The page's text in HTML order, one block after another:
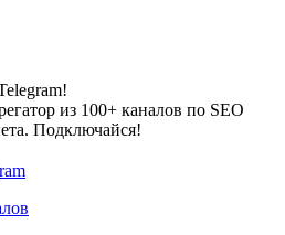
из 100+ каналов по SEO
Подключайся!